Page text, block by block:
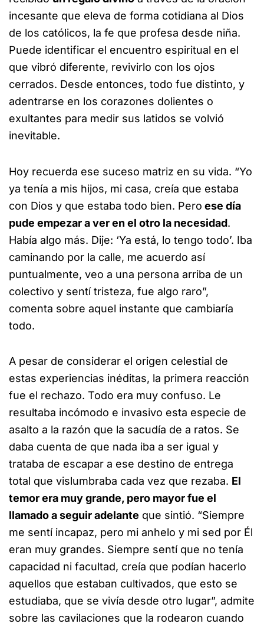
incesante que eleva de forma cotidiana al Dios
de los católicos, la fe que profesa desde niña.
Puede identificar el encuentro espiritual en el
que vibró diferente, revivirlo con los ojos
cerrados. Desde entonces, todo fue distinto, y
adentrarse en los corazones dolientes o
exultantes para medir sus latidos se volvió
inevitable.
Hoy recuerda ese suceso matriz en su vida. “Yo
ya tenía a mis hijos, mi casa, creía que estaba
con Dios y que estaba todo bien. Pero ese día
pude empezar a ver en el otro la necesidad.
Había algo más. Dije: ‘Ya está, lo tengo todo’. Iba
caminando por la calle, me acuerdo así
puntualmente, veo a una persona arriba de un
colectivo y sentí tristeza, fue algo raro”,
comenta sobre aquel instante que cambiaría
todo.
A pesar de considerar el origen celestial de
estas experiencias inéditas, la primera reacción
fue el rechazo. Todo era muy confuso. Le
resultaba incómodo e invasivo esta especie de
asalto a la razón que la sacudía de a ratos. Se
daba cuenta de que nada iba a ser igual y
trataba de escapar a ese destino de entrega
total que vislumbraba cada vez que rezaba. El
temor era muy grande, pero mayor fue el
llamado a seguir adelante que sintió. “Siempre
me sentí incapaz, pero mi anhelo y mi sed por Él
eran muy grandes. Siempre sentí que no tenía
capacidad ni facultad, creía que podían hacerlo
aquellos que estaban cultivados, que esto se
estudiaba, que se vivía desde otro lugar”, admite
sobre las cavilaciones que la rodearon cuando